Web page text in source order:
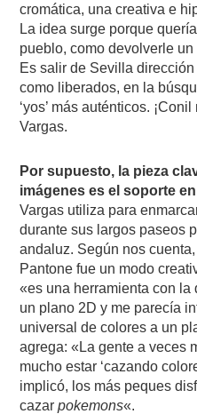
cromática, una creativa e
La idea surge porque
pueblo, como devolverle
Es salir de Sevilla
como liberados, en la
‘yos’ más auténticos.
Vargas.
Por supuesto, la pieza
imágenes es el soporte
Vargas utiliza para
durante sus largos paseos
andaluz. Según nos
Pantone fue un modo
«es una herramienta con la
un plano 2D y me parecía
universal de colores a un
agrega: «La gente a veces
mucho estar ‘cazando
implicó, los más peques
cazarpokemons«.